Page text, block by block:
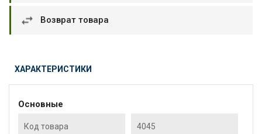
Возврат товара
ХАРАКТЕРИСТИКИ
Основные
Код товара 4045